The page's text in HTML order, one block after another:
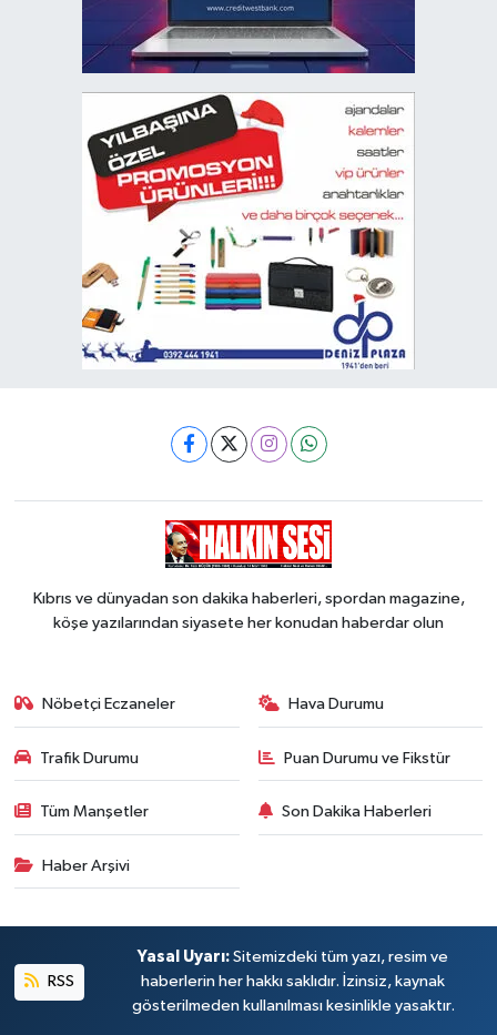
Kıbrıs ve dünyadan son dakika haberleri, spordan magazine,
köşe yazılarından siyasete her konudan haberdar olun
Nöbetçi Eczaneler Hava Durumu
Trafik Durumu Puan Durumu ve Fikstür
Tüm Manşetler Son Dakika Haberleri
Haber Arşivi
RSS
Yasal Uyarı: Sitemizdeki tüm yazı, resim ve
haberlerin her hakkı saklıdır. İzinsiz, kaynak
gösterilmeden kullanılması kesinlikle yasaktır.